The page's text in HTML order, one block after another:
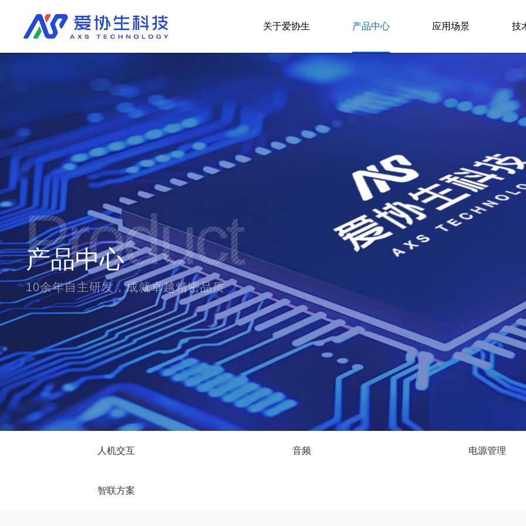
关于爱协生 产品中心 应用场景 技
Product
产品中心
10余年自主研发，成就卓越精密品质
人机交互 音频 电源管理
智联方案